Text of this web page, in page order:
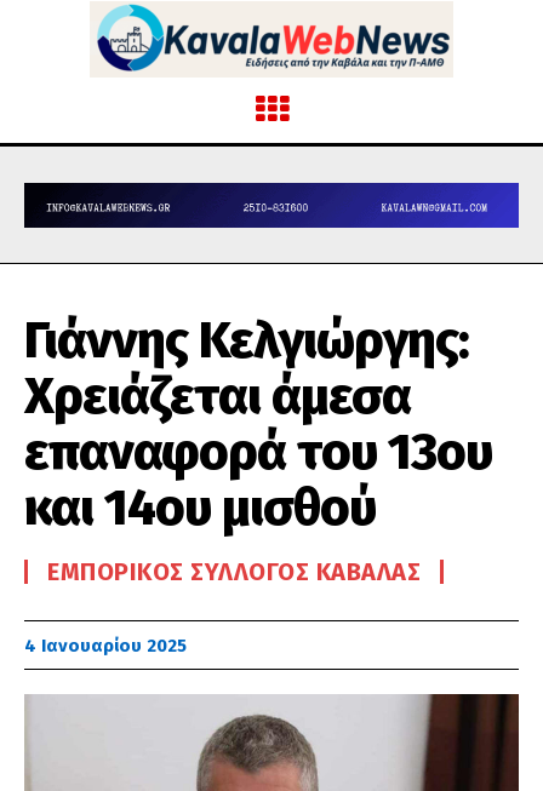
Γιάννης Κελγιώργης:
Χρειάζεται άμεσα
επαναφορά του 13ου
και 14ου μισθού
ΕΜΠΟΡΙΚΌΣ ΣΎΛΛΟΓΟΣ ΚΑΒΆΛΑΣ
4 Ιανουαρίου 2025